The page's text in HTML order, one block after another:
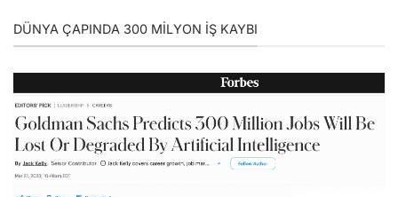
DÜNYA ÇAPINDA 300 MILYON IŞ KAYBI